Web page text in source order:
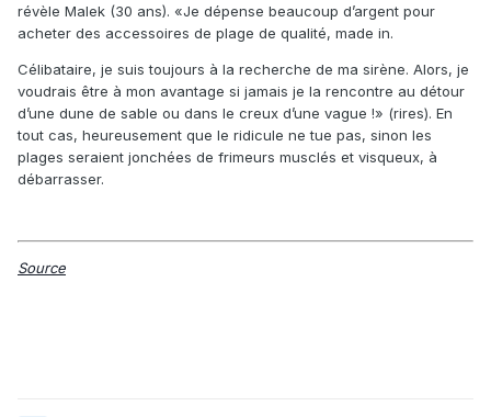
révèle Malek (30 ans). «Je dépense beaucoup d’argent pour
acheter des accessoires de plage de qualité, made in.
Célibataire, je suis toujours à la recherche de ma sirène. Alors, je
voudrais être à mon avantage si jamais je la rencontre au détour
d’une dune de sable ou dans le creux d’une vague !» (rires). En
tout cas, heureusement que le ridicule ne tue pas, sinon les
plages seraient jonchées de frimeurs musclés et visqueux, à
débarrasser.
Source